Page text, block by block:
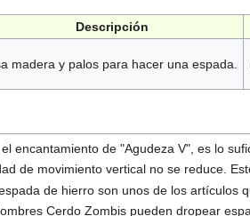
Descripción
madera y palos para hacer una espada.
encantamiento de "Agudeza V", es lo
de movimiento vertical no se reduce.
de hierro son unos de los artículos
Cerdo Zombis pueden dropear